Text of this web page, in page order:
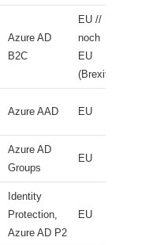
Azure AD
B2C
EU //
noch
EU
(Brexit)
Azure AAD EU
Azure AD
Groups
EU
Identity
Protection,
Azure AD P2
EU